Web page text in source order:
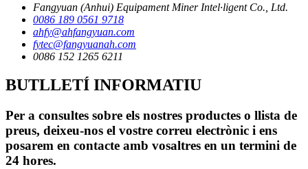
Fangyuan (Anhui) Equipament Miner Intel·ligent Co., Ltd.
0086 189 0561 9718
ahfy@ahfangyuan.com
fytec@fangyuanah.com
0086 152 1265 6211
BUTLLETÍ INFORMATIU
Per a consultes sobre els nostres productes o llista de
preus, deixeu-nos el vostre correu electrònic i ens
posarem en contacte amb vosaltres en un termini de
24 hores.